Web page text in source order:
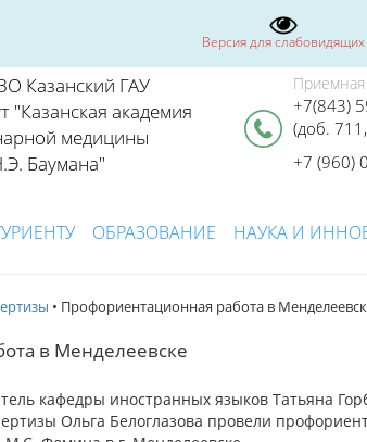
Версия для слабовидящих
Казанский ГАУ
"Казанская академия
медицины
Баумана"
Приемная
+7(843)
(доб.
+7 (960)
ОБРАЗОВАНИЕ НАУКА И
• Профориентационная работа в
в Менделеевске
кафедры иностранных языков Татьяна
Ольга Белоглазова провели